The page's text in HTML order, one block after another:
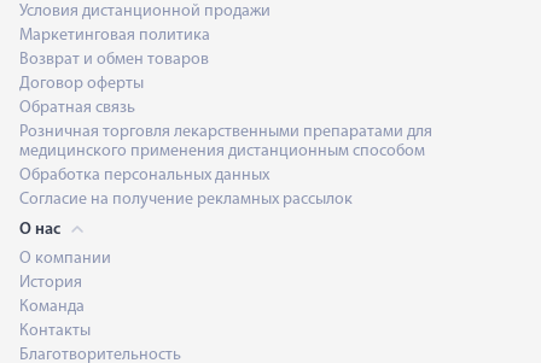
Условия дистанционной продажи
Маркетинговая политика
Возврат и обмен товаров
Договор оферты
Обратная связь
Розничная торговля лекарственными препаратами для
медицинского применения дистанционным способом
Обработка персональных данных
Согласие на получение рекламных рассылок
О нас
О компании
История
Команда
Контакты
Благотворительность